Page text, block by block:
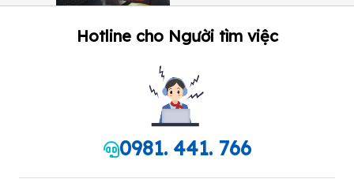
Hotline cho Người tìm việc
0981. 441. 766